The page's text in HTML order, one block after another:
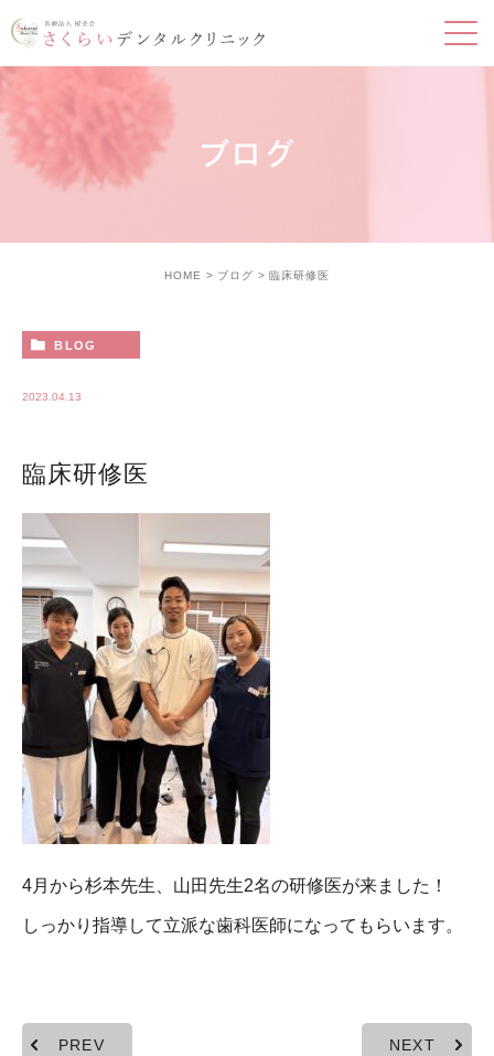
ブログ
HOME ブログ 臨床研修医
BLOG
2023.04.13
臨床研修医
4月から杉本先生、山田先生2名の研修医が来ました！
しっかり指導して立派な歯科医師になってもらいます。
PREV NEXT